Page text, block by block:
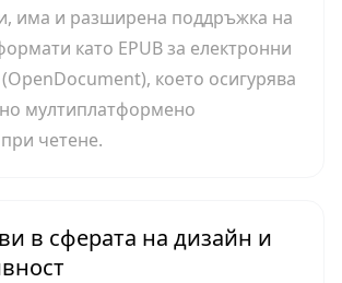
има и разширена поддръжка на
като EPUB за електронни
което осигурява
мултиплатформено
четене.
в сферата на дизайн и